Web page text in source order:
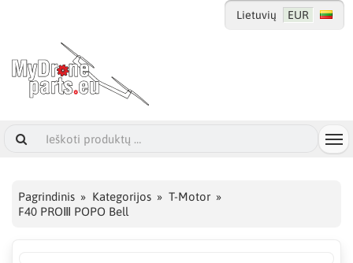
Lietuvių EUR
Pagrindinis Kategorijos
T-Motor
F40 PROⅢ POPO Bell